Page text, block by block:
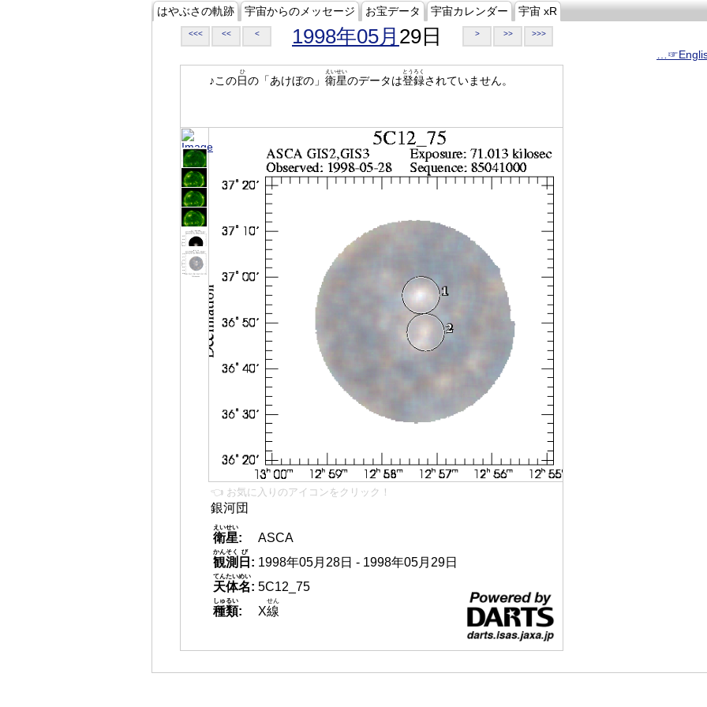
はやぶさの軌跡 宇宙からのメッセージ お宝データ 宇宙カレンダー 宇宙 xR
<<< << < 1998年05月 29日 > >> >>>
♪この日
ひ
の「あけぼの」 衛星
えいせい
のデータは登録
とうろく
されていません。
👈 お気に入りのアイコンをクリック！
銀河団
衛星
えいせい
:
ASCA
観測
かんそく
日
び
: 1998年05月28日 - 1998年05月29日
天体名
てんたいめい
: 5C12_75
種類
しゅるい
: X線
せん